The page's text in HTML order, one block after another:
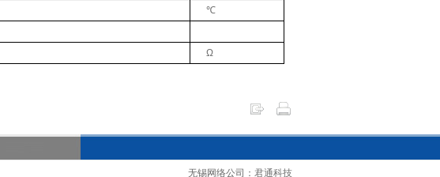
℃
Ω
无锡网络公司 ：君通科技